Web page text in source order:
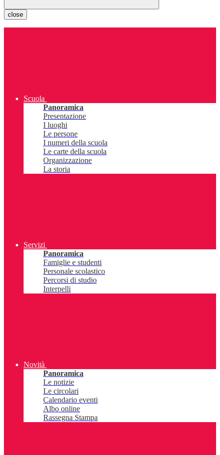
close
Scuola
Panoramica
Presentazione
I luoghi
Le persone
I numeri della scuola
Le carte della scuola
Organizzazione
La storia
Servizi
Panoramica
Famiglie e studenti
Personale scolastico
Percorsi di studio
Interpelli
Novità
Panoramica
Le notizie
Le circolari
Calendario eventi
Albo online
Rassegna Stampa